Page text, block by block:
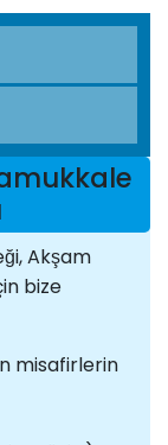
Akşam
bize
misafirlerin